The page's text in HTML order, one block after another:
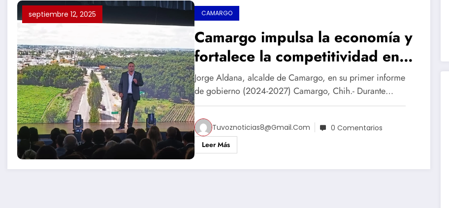
septiembre 12, 2025 CAMARGO
Camargo impulsa la economía y
fortalece la competitividad en
el municipio
Jorge Aldana, alcalde de Camargo, en su primer informe
de gobierno (2024-2027) Camargo, Chih.- Durante…
Tuvoznoticias8@gmail.com
0 Comentarios
Leer Más